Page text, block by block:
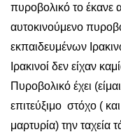
πυροβολικό το έκανε
αυτοκινούμενο
εκπαιδευμένων
Ιρακινοί δεν είχαν
Πυροβολικό έχει
επιτεύξιμο στόχο (
μαρτυρία) την ταχεία